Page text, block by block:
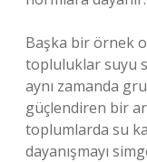
Başka bir örnek
topluluklar suyu
aynı zamanda
güçlendiren bir
toplumlarda su
dayanışmayı